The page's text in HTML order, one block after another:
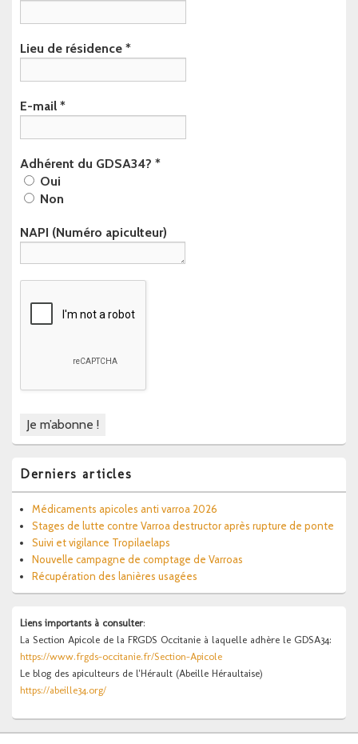
Lieu de résidence *
E-mail *
Adhérent du GDSA34? *
Oui
Non
NAPI (Numéro apiculteur)
Derniers articles
Médicaments apicoles anti varroa 2026
Stages de lutte contre Varroa destructor après rupture de ponte
Suivi et vigilance Tropilaelaps
Nouvelle campagne de comptage de Varroas
Récupération des lanières usagées
Liens importants à consulter:
La Section Apicole de la FRGDS Occitanie à laquelle adhère le GDSA34:
https://www.frgds-occitanie.fr/Section-Apicole
Le blog des apiculteurs de l'Hérault (Abeille Héraultaise)
https://abeille34.org/